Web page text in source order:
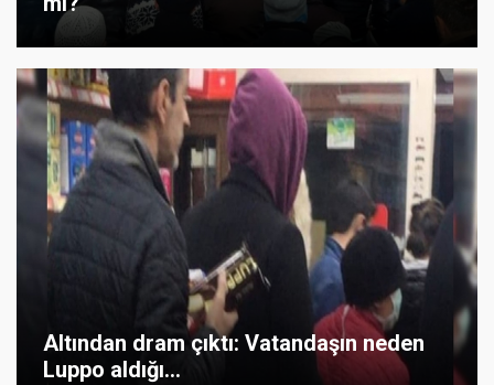
Altından dram çıktı: Vatandaşın neden
Luppo aldığı...